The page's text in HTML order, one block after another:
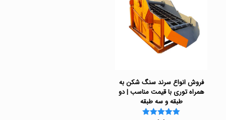
فروش انواع سرند سنگ شکن به
همراه توری با قیمت مناسب | دو
طبقه و سه طبقه